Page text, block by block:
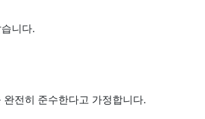
니다.
전히 준수한다고 가정합니다.